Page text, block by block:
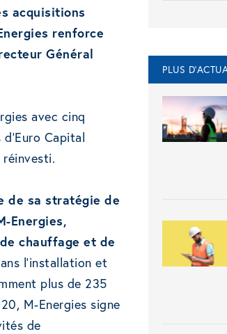
acquisitions
renforce
Général
avec cinq
Capital
réinvesti.
de sa stratégie de
Energies,
chauffage et de
l’installation et
plus de 235
M-Energies signe
de
PLUS